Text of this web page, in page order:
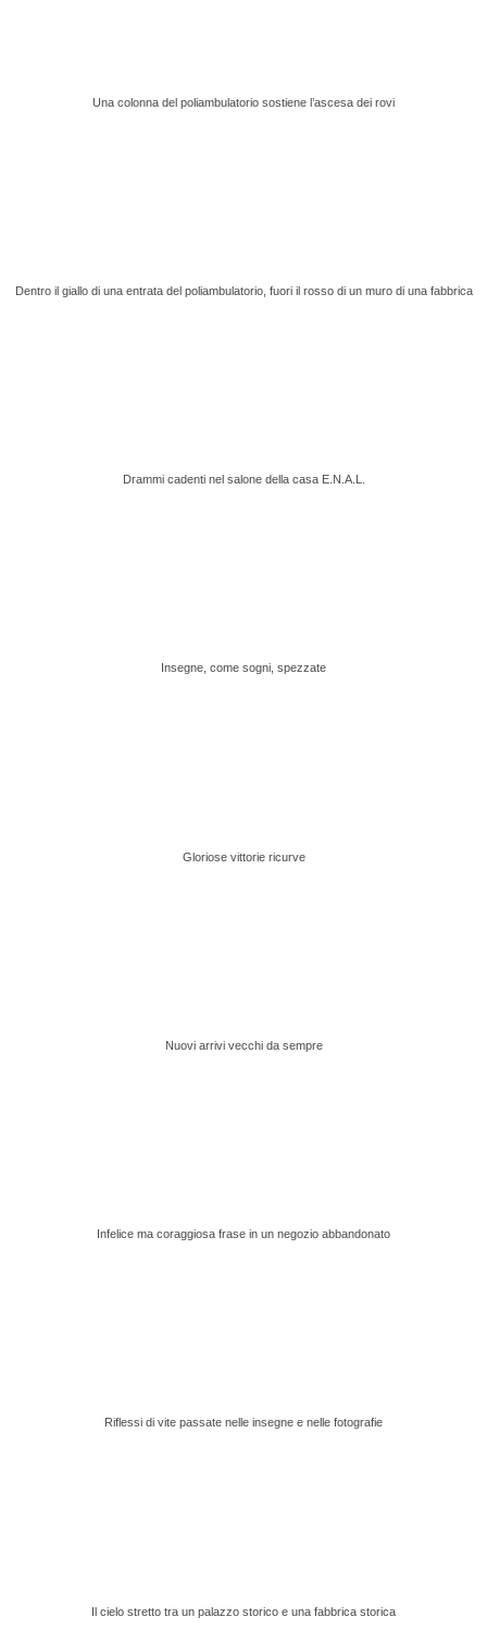
Una colonna del poliambulatorio sostiene l’ascesa dei rovi
Dentro il giallo di una entrata del poliambulatorio, fuori il rosso di un muro di una fabbrica
Drammi cadenti nel salone della casa E.N.A.L.
Insegne, come sogni, spezzate
Gloriose vittorie ricurve
Nuovi arrivi vecchi da sempre
Infelice ma coraggiosa frase in un negozio abbandonato
Riflessi di vite passate nelle insegne e nelle fotografie
Il cielo stretto tra un palazzo storico e una fabbrica storica